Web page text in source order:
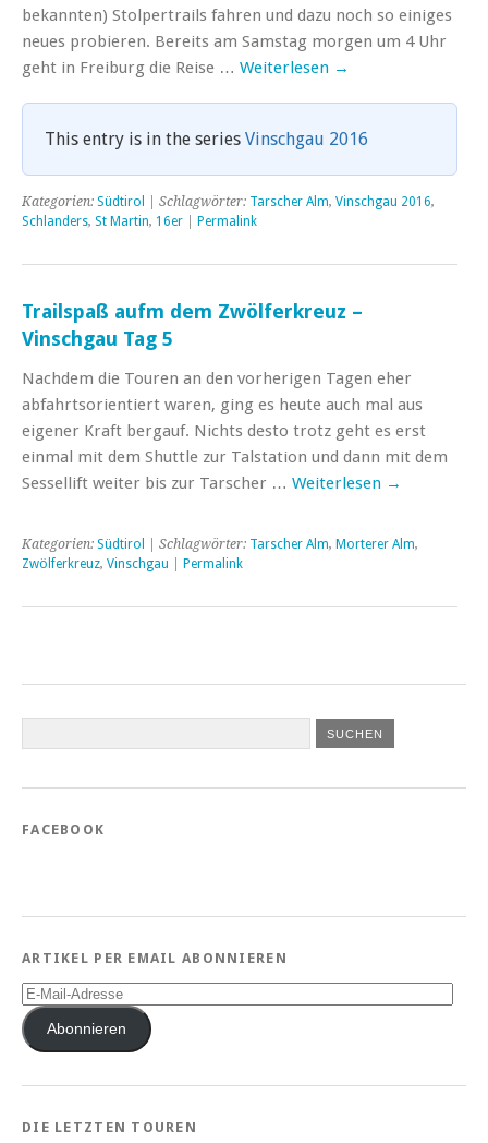
bekannten) Stolpertrails fahren und dazu noch so einiges
neues probieren. Bereits am Samstag morgen um 4 Uhr
geht in Freiburg die Reise … Weiterlesen →
This entry is in the series Vinschgau 2016
Kategorien: Südtirol | Schlagwörter: Tarscher Alm, Vinschgau 2016,
Schlanders, St Martin, 16er Permalink
Trailspaß aufm dem Zwölferkreuz –
Vinschgau Tag 5
Nachdem die Touren an den vorherigen Tagen eher
abfahrtsorientiert waren, ging es heute auch mal aus
eigener Kraft bergauf. Nichts desto trotz geht es erst
einmal mit dem Shuttle zur Talstation und dann mit dem
Sessellift weiter bis zur Tarscher … Weiterlesen →
Kategorien: Südtirol | Schlagwörter: Tarscher Alm, Morterer Alm,
Zwölferkreuz, Vinschgau Permalink
FACEBOOK
ARTIKEL PER EMAIL ABONNIEREN
E-
Mail-
AdresseAbonnieren
DIE LETZTEN TOUREN